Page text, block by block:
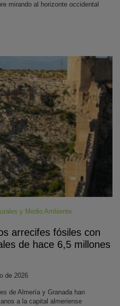
mirando al horizonte occidental
y Medio Ambiente
arrecifes fósiles con
de hace 6,5 millones
de 2026
de Almería y Granada han
a la capital almeriense